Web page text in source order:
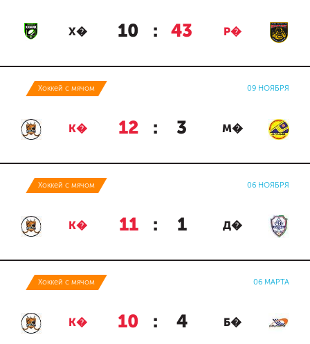
Х� 10 : 43 Р�
Хоккей с мячом 09 НОЯБРЯ
К� 12 : 3 М�
Хоккей с мячом 06 НОЯБРЯ
К� 11 : 1 Д�
Хоккей с мячом 06 МАРТА
К� 10 : 4 Б�